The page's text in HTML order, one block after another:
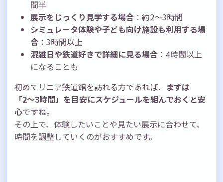
間半
展示をじっくり見学する場合 ：約2〜3時間
シミュレータ体験や子ども向け施設も利用する場
合 ：3時間以上
混雑日や鉄道好きで詳細に見る場合 ：4時間以上
になることも
初めてリニア鉄道館を訪れる方であれば、 まずは
「2〜3時間」を目安にスケジュールを組んでおくと安
心ですね。
その上で、体験したいことや見たい展示に合わせて、
時間を調整していくのがおすすめです。